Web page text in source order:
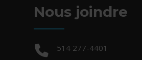
Nous joindre
Téléphone :
514 277-4401